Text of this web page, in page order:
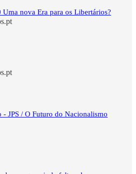
nova Era para os Libertários?
- JPS / O Futuro do Nacionalismo